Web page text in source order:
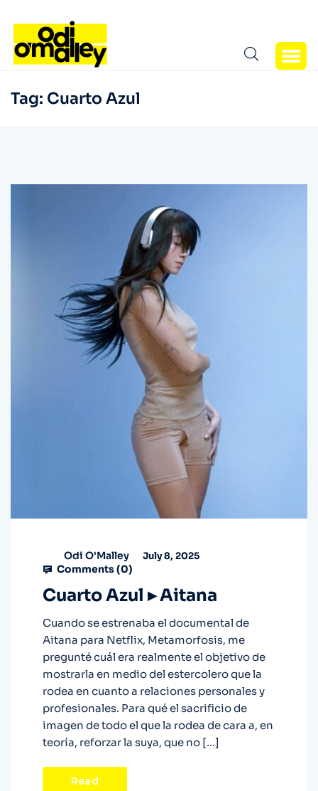
Tag: Cuarto Azul
Odi O'Malley July 8, 2025
Comments (0)
Cuarto Azul ▸ Aitana
Cuando se estrenaba el documental de
Aitana para Netflix, Metamorfosis, me
pregunté cuál era realmente el objetivo de
mostrarla en medio del estercolero que la
rodea en cuanto a relaciones personales y
profesionales. Para qué el sacrificio de
imagen de todo el que la rodea de cara a, en
teoría, reforzar la suya, que no […]
Read